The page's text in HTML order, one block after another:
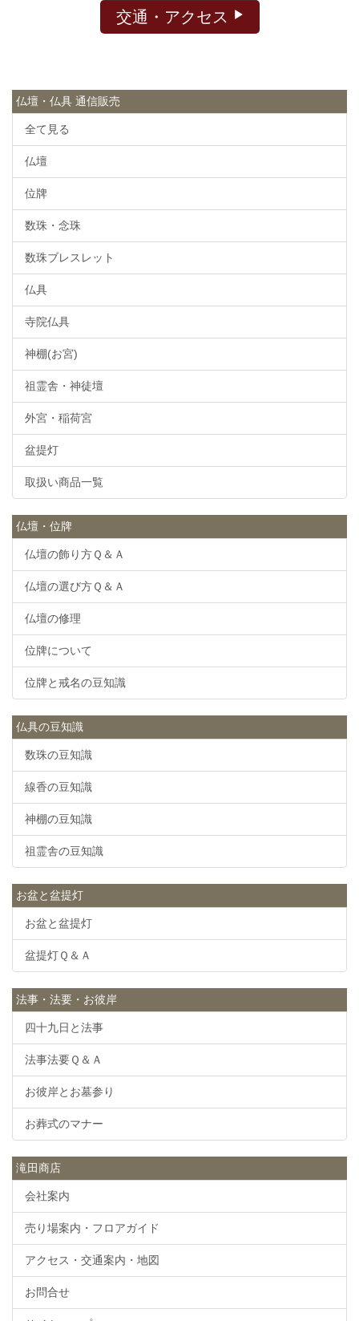
交通・アクセス
仏壇・仏具 通信販売
全て見る
仏壇
位牌
数珠・念珠
数珠ブレスレット
仏具
寺院仏具
神棚(お宮)
祖霊舎・神徒壇
外宮・稲荷宮
盆提灯
取扱い商品一覧
仏壇・位牌
仏壇の飾り方Ｑ＆Ａ
仏壇の選び方Ｑ＆Ａ
仏壇の修理
位牌について
位牌と戒名の豆知識
仏具の豆知識
数珠の豆知識
線香の豆知識
神棚の豆知識
祖霊舎の豆知識
お盆と盆提灯
お盆と盆提灯
盆提灯Ｑ＆Ａ
法事・法要・お彼岸
四十九日と法事
法事法要Ｑ＆Ａ
お彼岸とお墓参り
お葬式のマナー
滝田商店
会社案内
売り場案内・フロアガイド
アクセス・交通案内・地図
お問合せ